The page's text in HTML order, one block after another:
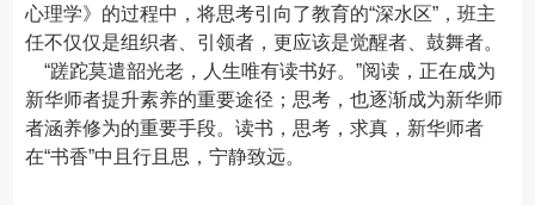
心理学》的过程中，将思考引向了教育的“深水区”，班主
任不仅仅是组织者、引领者，更应该是觉醒者、鼓舞者。
“蹉跎莫遣韶光老，人生唯有读书好。”阅读，正在成为
新华师者提升素养的重要途径；思考，也逐渐成为新华师
者涵养修为的重要手段。读书，思考，求真，新华师者
在“书香”中且行且思，宁静致远。